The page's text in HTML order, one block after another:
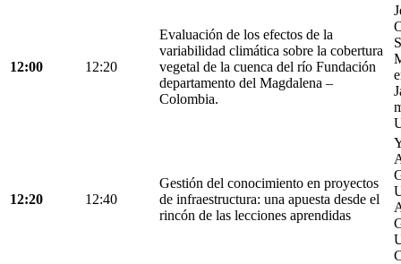
12:00 12:20
Evaluación de los efectos de la
variabilidad climática sobre la cobertura
vegetal de la cuenca del río Fundación
departamento del Magdalena –
Colombia.
12:20 12:40
Gestión del conocimiento en proyectos
de infraestructura: una apuesta desde el
rincón de las lecciones aprendidas